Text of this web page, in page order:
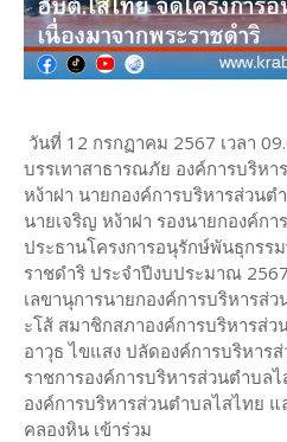
วันที่ 12 กรกฏาคม 2567 เวลา
บรรเทาสาธารณภัย องค์การบริห
หง้าฝา นายกองค์การบริหารส่วน
นายเจริญ หง้าฝา รองนายกองค์ก
ประธานโครงการอนุรักษ์พันธุกรร
ราชดำริ ประจำปีงบประมาณ
เลขานุการนายกองค์การบริหารส่
ะโส้ สมาชิกสภาองค์การบริหารส่
อาวุธ ไขแสง ปลัดองค์การบริหาร
ราชการองค์การบริหารส่วนตำบล
องค์การบริหารส่วนตำบลไสไทย
คลองหิน เข้าร่วม